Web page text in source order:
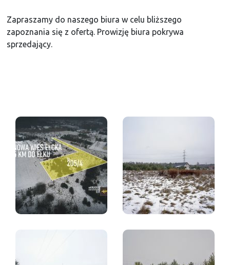
Zapraszamy do naszego biura w celu bliższego
zapoznania się z ofertą. Prowizję biura pokrywa
sprzedający.